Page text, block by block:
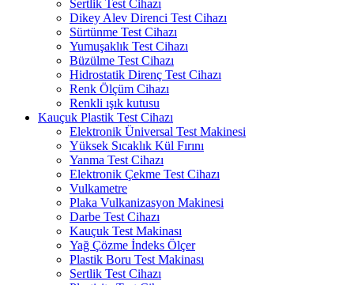
Sertlik Test Cihazı
Dikey Alev Direnci Test Cihazı
Sürtünme Test Cihazı
Yumuşaklık Test Cihazı
Büzülme Test Cihazı
Hidrostatik Direnç Test Cihazı
Renk Ölçüm Cihazı
Renkli ışık kutusu
Kauçuk Plastik Test Cihazı
Elektronik Üniversal Test Makinesi
Yüksek Sıcaklık Kül Fırını
Yanma Test Cihazı
Elektronik Çekme Test Cihazı
Vulkametre
Plaka Vulkanizasyon Makinesi
Darbe Test Cihazı
Kauçuk Test Makinası
Yağ Çözme İndeks Ölçer
Plastik Boru Test Makinası
Sertlik Test Cihazı